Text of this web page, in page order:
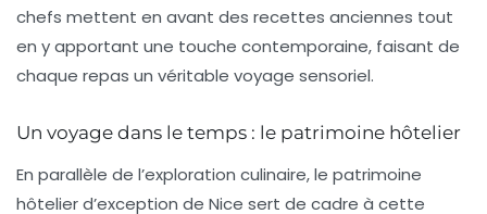
chefs mettent en avant des recettes anciennes tout
en y apportant une touche contemporaine, faisant de
chaque repas un véritable voyage sensoriel.
Un voyage dans le temps : le patrimoine hôtelier
En parallèle de l’exploration culinaire, le patrimoine
hôtelier d’exception de Nice sert de cadre à cette